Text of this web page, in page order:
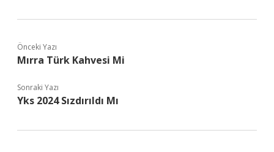
Önceki Yazı
Mırra Türk Kahvesi Mi
Sonraki Yazı
Yks 2024 Sızdırıldı Mı